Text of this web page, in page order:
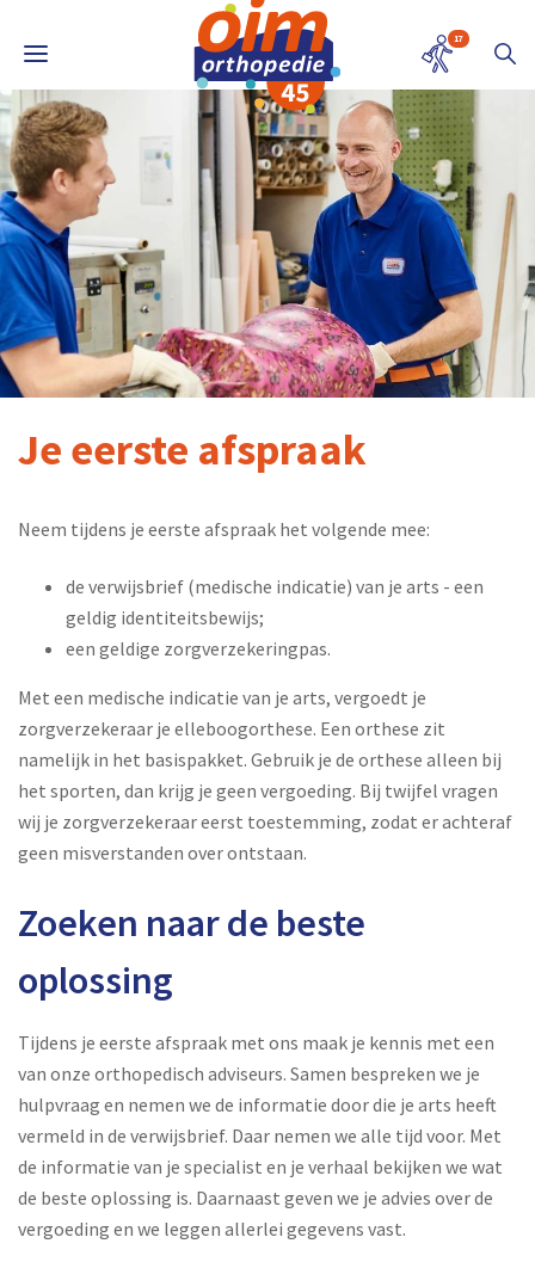
17
Je eerste afspraak
Neem tijdens je eerste afspraak het volgende mee:
de verwijsbrief (medische indicatie) van je arts - een
geldig identiteitsbewijs;
een geldige zorgverzekeringpas.
Met een medische indicatie van je arts, vergoedt je
zorgverzekeraar je elleboogorthese. Een orthese zit
namelijk in het basispakket. Gebruik je de orthese alleen bij
het sporten, dan krijg je geen vergoeding. Bij twijfel vragen
wij je zorgverzekeraar eerst toestemming, zodat er achteraf
geen misverstanden over ontstaan.
Zoeken naar de beste
oplossing
Tijdens je eerste afspraak met ons maak je kennis met een
van onze orthopedisch adviseurs. Samen bespreken we je
hulpvraag en nemen we de informatie door die je arts heeft
vermeld in de verwijsbrief. Daar nemen we alle tijd voor. Met
de informatie van je specialist en je verhaal bekijken we wat
de beste oplossing is. Daarnaast geven we je advies over de
vergoeding en we leggen allerlei gegevens vast.